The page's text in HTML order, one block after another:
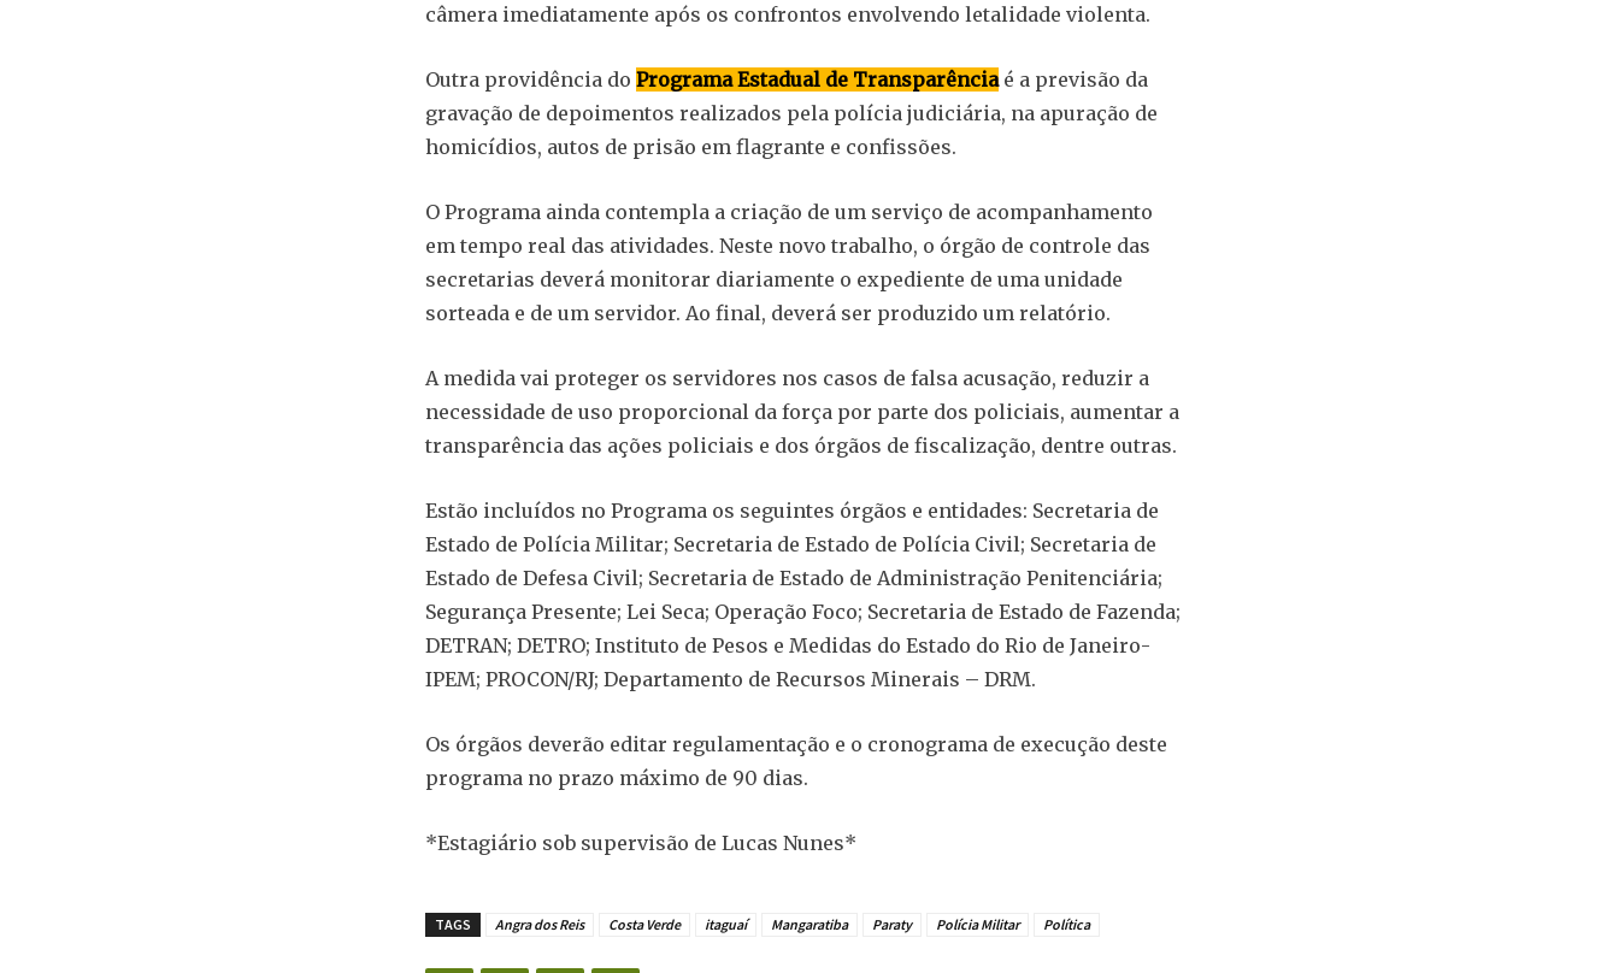
câmera imediatamente após os confrontos envolvendo letalidade violenta.
Outra providência do Programa Estadual de Transparênciaé a previsão da
gravação de depoimentos realizados pela polícia judiciária, na apuração de
homicídios, autos de prisão em flagrante e confissões.
O Programa ainda contempla a criação de um serviço de acompanhamento
em tempo real das atividades. Neste novo trabalho, o órgão de controle das
secretarias deverá monitorar diariamente o expediente de uma unidade
sorteada e de um servidor. Ao final, deverá ser produzido um relatório.
A medida vai proteger os servidores nos casos de falsa acusação, reduzir a
necessidade de uso proporcional da força por parte dos policiais, aumentar a
transparência das ações policiais e dos órgãos de fiscalização, dentre outras.
Estão incluídos no Programa os seguintes órgãos e entidades: Secretaria de
Estado de Polícia Militar; Secretaria de Estado de Polícia Civil; Secretaria de
Estado de Defesa Civil; Secretaria de Estado de Administração Penitenciária;
Segurança Presente; Lei Seca; Operação Foco; Secretaria de Estado de Fazenda;
DETRAN; DETRO; Instituto de Pesos e Medidas do Estado do Rio de Janeiro-
IPEM; PROCON/RJ; Departamento de Recursos Minerais – DRM.
Os órgãos deverão editar regulamentação e o cronograma de execução deste
programa no prazo máximo de 90 dias.
*Estagiário sob supervisão de Lucas Nunes*
TAGS Angra dos Reis Costa Verde itaguaí Mangaratiba Paraty Polícia Militar Política